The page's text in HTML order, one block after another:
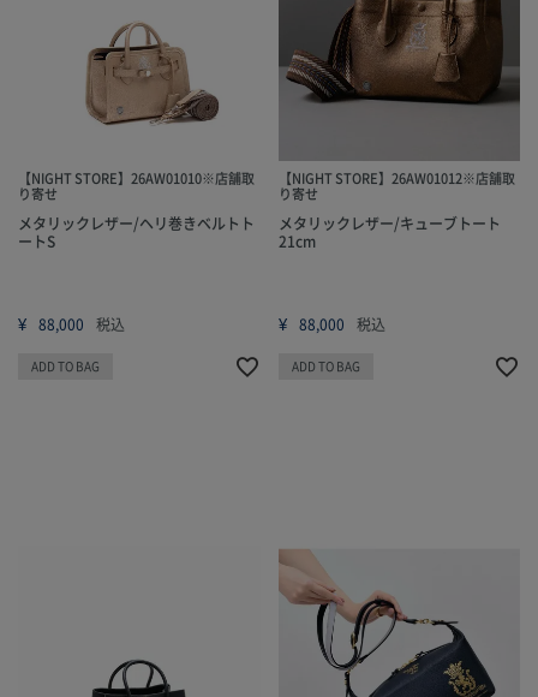
【NIGHT STORE】26AW01010※店舗取
り寄せ
メタリックレザー/ヘリ巻きベルトト
ートS
¥ 88,000 税込
ADD TO BAG
【NIGHT STORE】26AW01012※店舗取
り寄せ
メタリックレザー/キューブトート
21cm
¥ 88,000 税込
ADD TO BAG